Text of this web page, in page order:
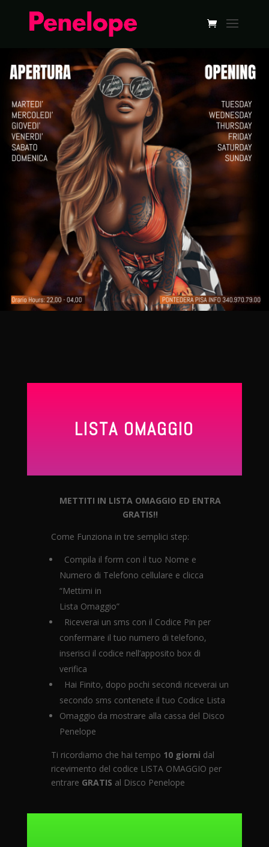
LISTA OMAGGIO
METTITI IN LISTA OMAGGIO ED ENTRA
GRATIS!!
Come Funziona in tre semplici step:
Compila il form con il tuo Nome e
Numero di Telefono cellulare e clicca
“Mettimi in
Lista Omaggio”
Riceverai un sms con il Codice Pin per
confermare il tuo numero di telefono,
inserisci il codice nell’apposito box di
verifica
Hai Finito, dopo pochi secondi riceverai un
secondo sms contenete il tuo Codice Lista
Omaggio da mostrare alla cassa del Disco
Penelope
Ti ricordiamo che hai tempo 10 giorni dal
ricevimento del codice LISTA OMAGGIO per
entrare GRATIS al Disco Penelope